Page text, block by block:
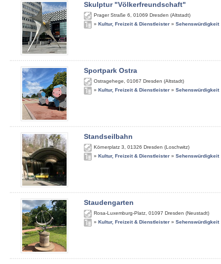
Skulptur "Völkerfreundschaft"
Prager Straße 6 01069 Dresden (Altstadt)
» Kultur, Freizeit & Dienstleister » Sehenswürdigkeit
Sportpark Ostra
Ostragehege 01067 Dresden (Altstadt)
» Kultur, Freizeit & Dienstleister » Sehenswürdigkeit
Standseilbahn
Körnerplatz 3 01326 Dresden (Loschwitz)
» Kultur, Freizeit & Dienstleister » Sehenswürdigkeit
Staudengarten
Rosa-Luxemburg-Platz 01097 Dresden (Neustadt)
» Kultur, Freizeit & Dienstleister » Sehenswürdigkeit